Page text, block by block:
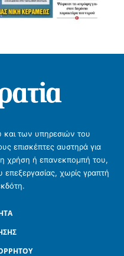
και των υπηρεσιών του
επισκέπτες αυστηρά για
χρήση ή επανεκπομπή του,
χωρίς γραπτή